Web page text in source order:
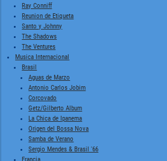
Ray Conniff
Reunion de Etiqueta
Santo y Johnny
The Shadows
The Ventures
Musica Internacional
Brasil
Aguas de Marzo
Antonio Carlos Jobim
Corcovado
Getz/Gilberto Album
La Chica de Ipanema
Origen del Bossa Nova
Samba de Verano
Sergio Mendes & Brasil '66
Francia